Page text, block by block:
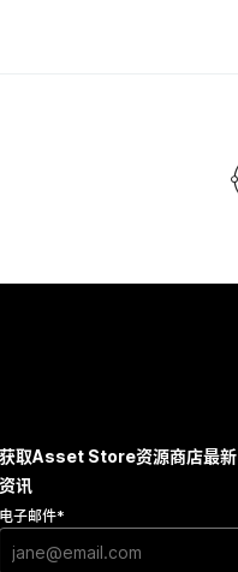
获取Asset Store资源商店最新
资讯
电子邮件*